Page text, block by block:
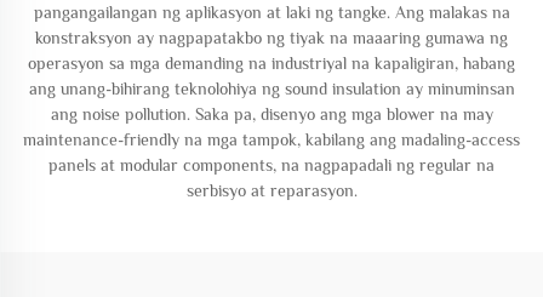
pangangailangan ng aplikasyon at laki ng tangke. Ang malakas na
konstraksyon ay nagpapatakbo ng tiyak na maaaring gumawa ng
operasyon sa mga demanding na industriyal na kapaligiran, habang
ang unang-bihirang teknolohiya ng sound insulation ay minuminsan
ang noise pollution. Saka pa, disenyo ang mga blower na may
maintenance-friendly na mga tampok, kabilang ang madaling-access
panels at modular components, na nagpapadali ng regular na
serbisyo at reparasyon.